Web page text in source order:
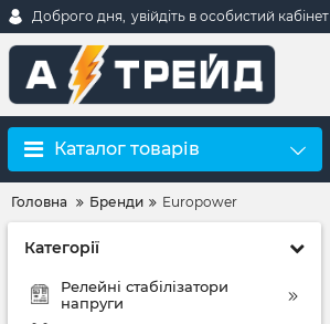
Доброго дня, увійдіть в особистий кабінет
Каталог товарів
Головна Бренди Europower
Категорії
Релейні стабілізатори
напруги